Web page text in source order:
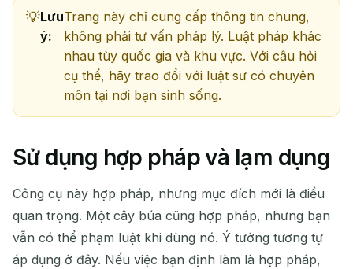
Đang chờ email đến...
Làm mới
Lưu
ý:
Trang này chỉ cung cấp thông tin chung,
không phải tư vấn pháp lý. Luật pháp khác
nhau tùy quốc gia và khu vực. Với câu hỏi
cụ thể, hãy trao đổi với luật sư có chuyên
môn tại nơi bạn sinh sống.
Sử dụng hợp pháp và lạm dụng
Công cụ này hợp pháp, nhưng mục đích mới là điều
quan trọng. Một cây búa cũng hợp pháp, nhưng bạn
vẫn có thể phạm luật khi dùng nó. Ý tưởng tương tự
áp dụng ở đây. Nếu việc bạn định làm là hợp pháp,